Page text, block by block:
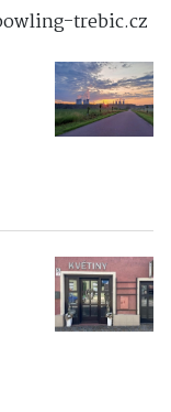
trebic.cz